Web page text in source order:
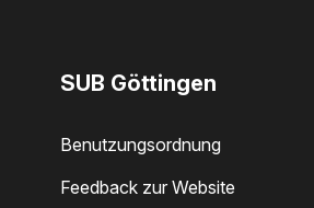
SUB Göttingen
Benutzungsordnung
Feedback zur Website